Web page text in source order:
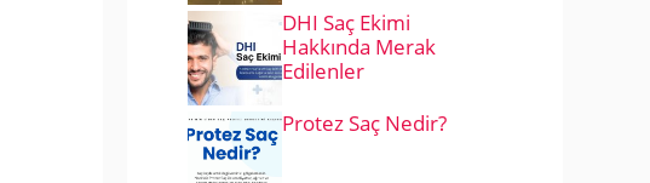
DHI Saç Ekimi
Hakkında Merak
Edilenler
Protez Saç Nedir?